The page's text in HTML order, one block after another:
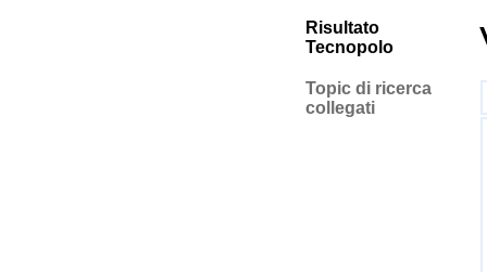
Risultato
Tecnopolo
Topic di ricerca
collegati